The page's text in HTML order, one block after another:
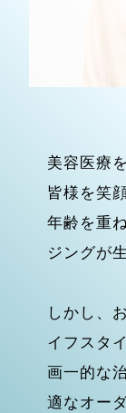
美容医療
皆様を笑
年齢を重
ジングが
しかし、
イフスタ
画一的な
適なオー